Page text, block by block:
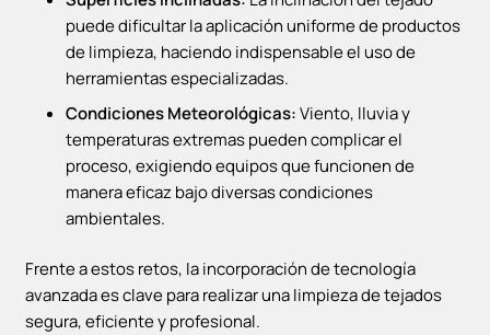
puede dificultar la aplicación uniforme de productos
de limpieza, haciendo indispensable el uso de
herramientas especializadas.
Condiciones Meteorológicas:Viento, lluvia y
temperaturas extremas pueden complicar el
proceso, exigiendo equipos que funcionen de
manera eficaz bajo diversas condiciones
ambientales.
Frente a estos retos, la incorporación de tecnología
avanzada es clave para realizar una limpieza de tejados
segura, eficiente y profesional.